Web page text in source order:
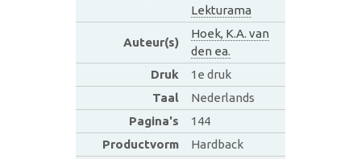
Lekturama
Auteur(s)
Hoek, K.A. van
den ea.
Druk
1e druk
Taal
Nederlands
Pagina's
144
Productvorm
Hardback